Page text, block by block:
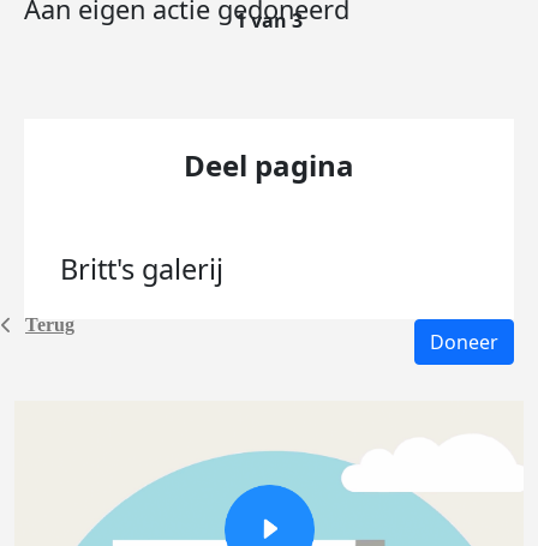
Terug
Aan eigen actie gedoneerd
1 van 3
Deel pagina
Britt's galerij
Doneer